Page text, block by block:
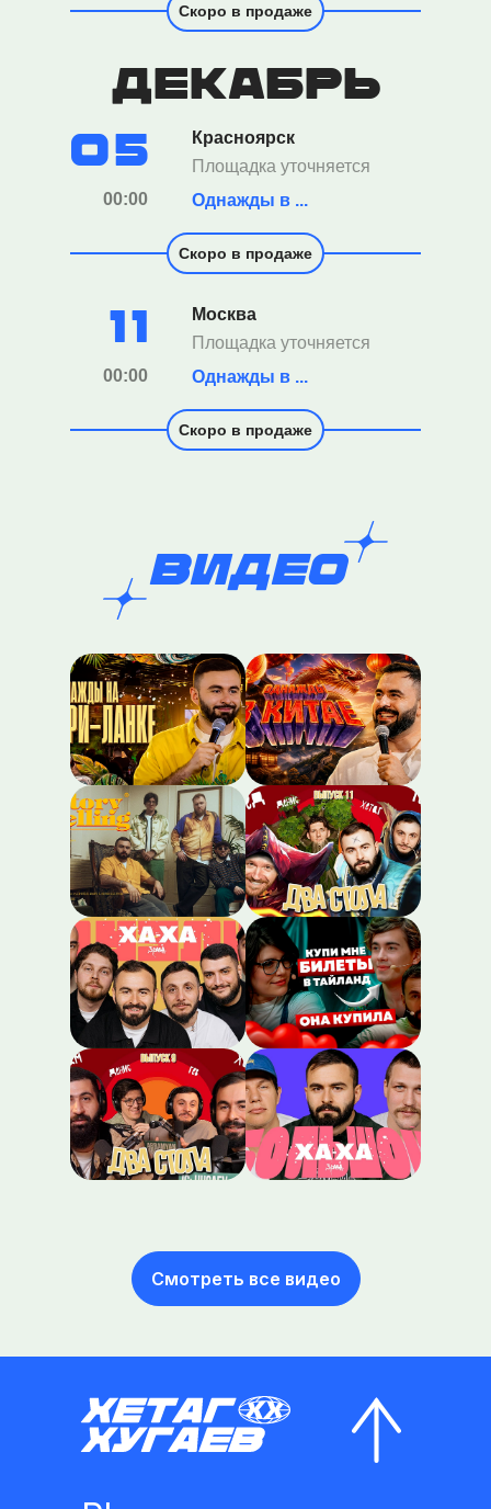
Скоро в продаже
декабрь
Однажды в ...
Скоро в продаже
Площадка уточняется
Красноярск
00:00
05
Однажды в ...
Скоро в продаже
Площадка уточняется
Москва
00:00
11
Смотреть все видео
видео